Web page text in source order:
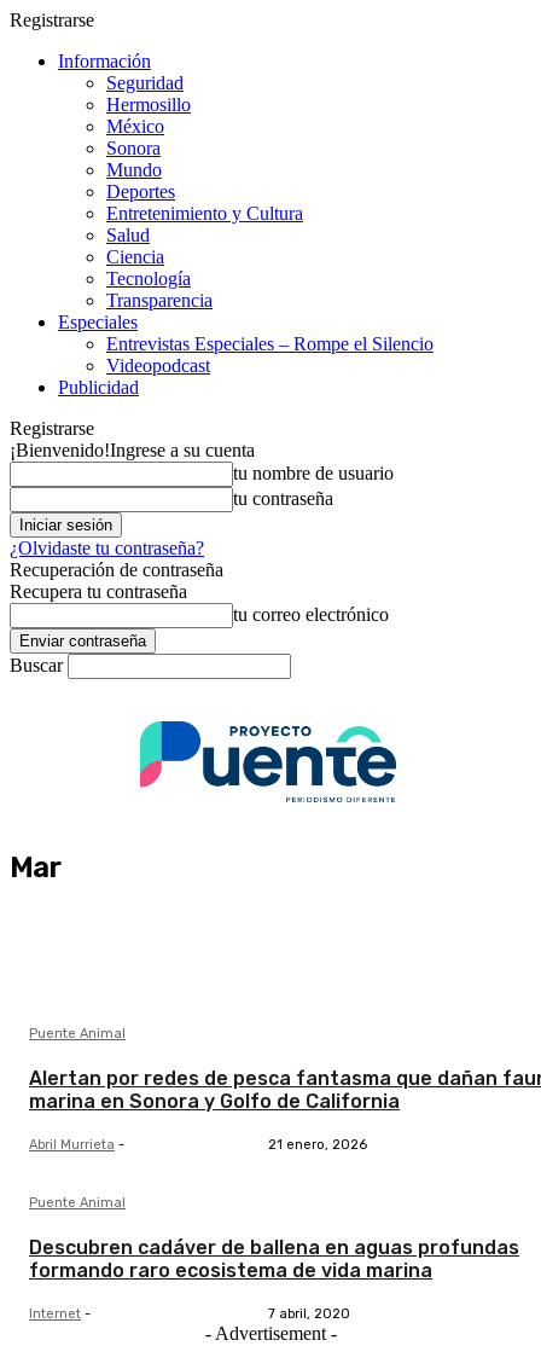
Registrarse
Información
Seguridad
Hermosillo
México
Sonora
Mundo
Deportes
Entretenimiento y Cultura
Salud
Ciencia
Tecnología
Transparencia
Especiales
Entrevistas Especiales – Rompe el Silencio
Videopodcast
Publicidad
Registrarse
¡Bienvenido!Ingrese a su cuenta
tu nombre de usuario
tu contraseña
¿Olvidaste tu contraseña?
Recuperación de contraseña
Recupera tu contraseña
tu correo electrónico
Buscar
Mar
Puente Animal
Alertan por redes de pesca fantasma que dañan
marina en Sonora y Golfo de California
Abril Murrieta - 21 enero, 2026
Puente Animal
Descubren cadáver de ballena en aguas profundas
formando raro ecosistema de vida marina
Internet - 7 abril, 2020
- Advertisement -